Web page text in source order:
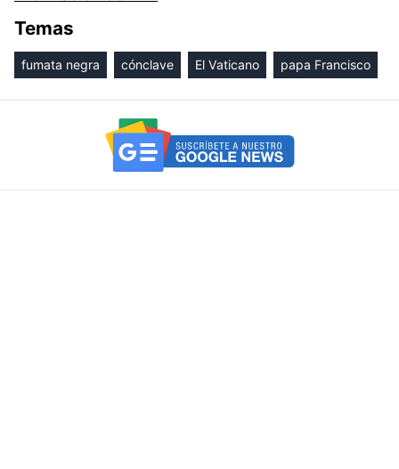
Temas
fumata negra cónclave El Vaticano papa Francisco